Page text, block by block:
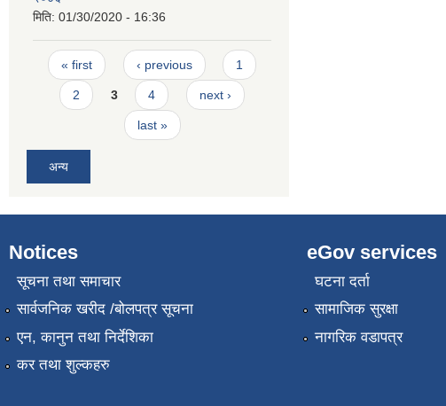
मिति: 01/30/2020 - 16:36
Pages
« first ‹ previous 1
2 3 4 next ›
last »
अन्य
Notices
सूचना तथा समाचार
सार्वजनिक खरीद /बोलपत्र सूचना
एन, कानुन तथा निर्देशिका
कर तथा शुल्कहरु
eGov services
घटना दर्ता
सामाजिक सुरक्षा
नागरिक वडापत्र